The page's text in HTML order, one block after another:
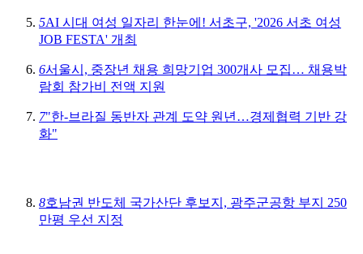
5AI 시대 여성 일자리 한눈에! 서초구, '2026 서초 여성
JOB FESTA' 개최
6서울시, 중장년 채용 희망기업 300개사 모집… 채용박
람회 참가비 전액 지원
7"한-브라질 동반자 관계 도약 원년…경제협력 기반 강
화"
8호남권 반도체 국가산단 후보지, 광주군공항 부지 250
만평 우선 지정